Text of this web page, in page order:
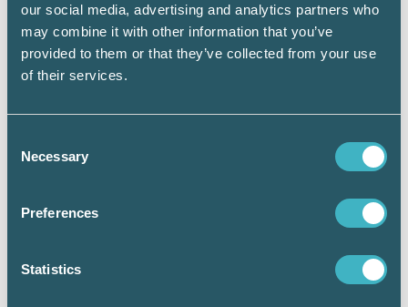
our social media, advertising and analytics partners who
may combine it with other information that you’ve
provided to them or that they’ve collected from your use
of their services.
Selection
Necessary
Preferences
Statistics
Helena Klåvus vid Modern Ekonomi deltog tillsammans
med Srf konsulterna under arbetsmarknadsdagarna på
Handels.